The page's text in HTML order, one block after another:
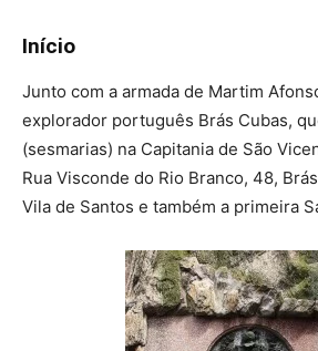
Início
Junto com a armada de Martim
explorador português Brás Cubas,
(sesmarias) na Capitania de São
Rua Visconde do Rio Branco, 48,
Vila de Santos e também a primeira